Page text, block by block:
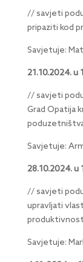
// savjeti
pripaziti kod
Savjetuje:
21.10.2024. u
// savjeti
Grad Opatija
Savjetuje:
28.10.2024.
// savjeti
upravljati
Savjetuje: